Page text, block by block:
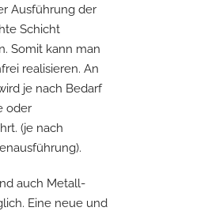
Ausführung der
Schicht
Somit kann man
realisieren. An
je nach Bedarf
oder
(je nach
auch Metall-
Eine neue und